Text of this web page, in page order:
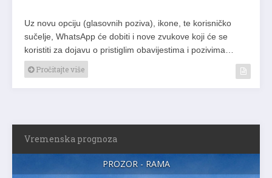
Uz novu opciju (glasovnih poziva), ikone, te korisničko
sučelje, WhatsApp će dobiti i nove zvukove koji će se
koristiti za dojavu o pristiglim obavijestima i pozivima…
Pročitajte više
Vremenska prognoza
PROZOR - RAMA